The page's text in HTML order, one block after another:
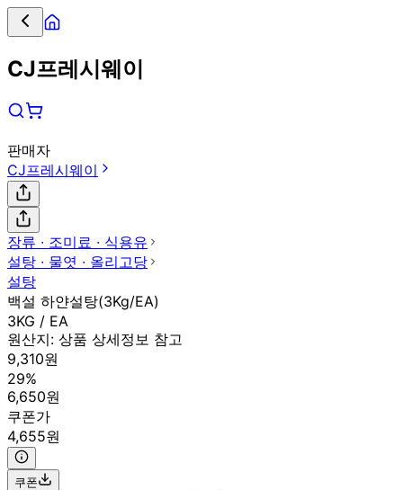
CJ프레시웨이
판매자
CJ프레시웨이
장류 ∙ 조미료 ∙ 식용유
설탕 ∙ 물엿 ∙ 올리고당
설탕
백설 하얀설탕(3Kg/EA)
3KG / EA
원산지: 상품 상세정보 참고
9,310원
29%
6,650원
쿠폰가
4,655원
쿠폰